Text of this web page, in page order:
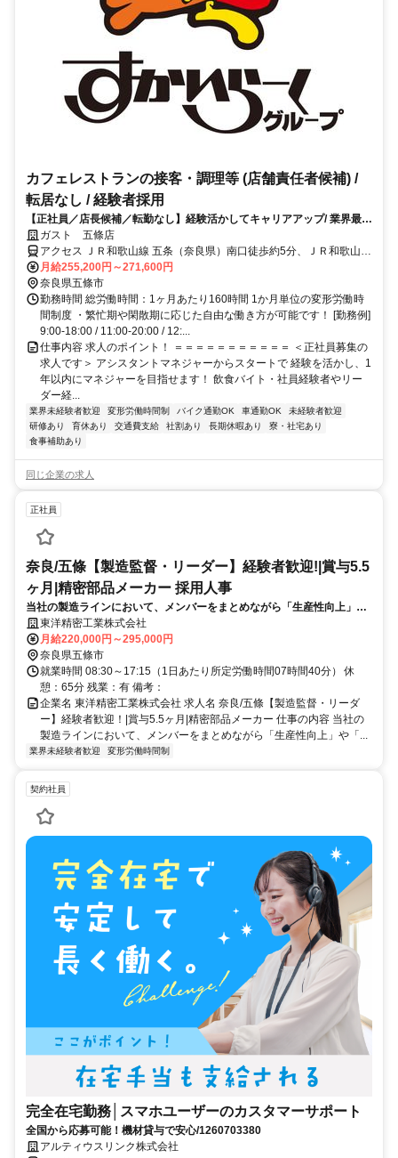
カフェレストランの接客・調理等 (店舗責任者候補) /
転居なし / 経験者採用
【正社員／店長候補／転勤なし】経験活かしてキャリアアップ/ 業界最大
級の昇給・賞与で還元/ 研修充実
ガスト 五條店
アクセス ＪＲ和歌山線 五条（奈良県）南口徒歩約5分、ＪＲ和歌山線
大和二見徒歩約20分、ＪＲ和歌山線 北宇智徒歩約54分
月給255,200円～271,600円
奈良県五條市
勤務時間 総労働時間：1ヶ月あたり160時間 1か月単位の変形労働時
間制度 ・繁忙期や閑散期に応じた自由な働き方が可能です！ [勤務例]
9:00-18:00 / 11:00-20:00 / 12:...
仕事内容 求人のポイント！ ＝＝＝＝＝＝＝＝＝＝＝ ＜正社員募集の
求人です＞ アシスタントマネジャーからスタートで 経験を活かし、1
年以内にマネジャーを目指せます！ 飲食バイト・社員経験者やリー
ダー経...
業界未経験者歓迎 変形労働時間制 バイク通勤OK 車通勤OK
未経験者歓迎
研修あり
育休あり 交通費支給 社割あり 長期休暇あり
寮・社宅あり
食事補助あり
同じ企業の求人
正社員
奈良/五條【製造監督・リーダー】経験者歓迎!|賞与5.5
ヶ月|精密部品メーカー 採用人事
当社の製造ラインにおいて、メンバーをまとめながら「生産性向上」や
「品質改善（QCD改善）」を引っ張っていただく、製造現場の要となる
リーダー層を募集します。
東洋精密工業株式会社
月給220,000円～295,000円
奈良県五條市
就業時間 08:30～17:15（1日あたり所定労働時間07時間40分） 休
憩：65分 残業：有 備考：
企業名 東洋精密工業株式会社 求人名 奈良/五條【製造監督・リーダ
ー】経験者歓迎！|賞与5.5ヶ月|精密部品メーカー 仕事の内容 当社の
製造ラインにおいて、メンバーをまとめながら「生産性向上」や「...
業界未経験者歓迎 変形労働時間制
契約社員
完全在宅勤務│スマホユーザーのカスタマーサポート
全国から応募可能！機材貸与で安心/1260703380
アルティウスリンク株式会社